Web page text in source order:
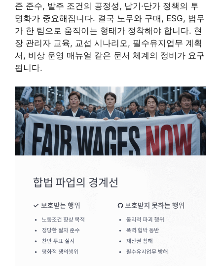
준 준수, 발주 조건의 공정성, 납기·단가 정책의 투
명화가 중요해집니다. 결국 노무와 구매, ESG, 법무
가 한 팀으로 움직이는 형태가 정착해야 합니다. 현
장 관리자 교육, 교섭 시나리오, 필수유지업무 계획
서, 비상 운영 매뉴얼 같은 문서 체계의 정비가 요구
됩니다.